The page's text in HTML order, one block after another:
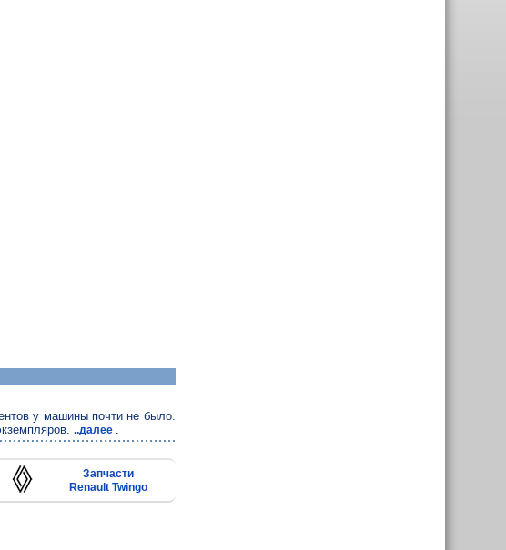
у машины почти не было.
..далее .
Запчасти
Renault Twingo